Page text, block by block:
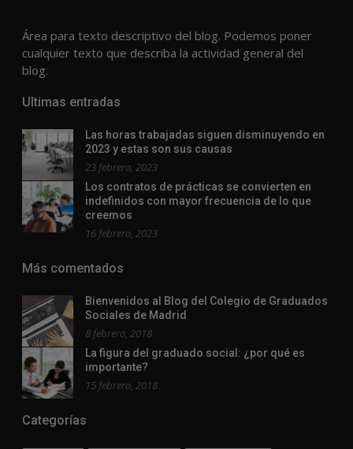
Área para texto descriptivo del blog. Podemos poner
cualquier texto que describa la actividad general del
blog.
Ultimas entradas
Las horas trabajadas siguen disminuyendo en
2023 y estas son sus causas
23 febrero, 2023
Los contratos de prácticas se convierten en
indefinidos con mayor frecuencia de lo que
creemos
16 febrero, 2023
Más comentados
Bienvenidos al Blog del Colegio de Graduados
Sociales de Madrid
8 febrero, 2018
La figura del graduado social: ¿por qué es
importante?
15 febrero, 2018
Categorías